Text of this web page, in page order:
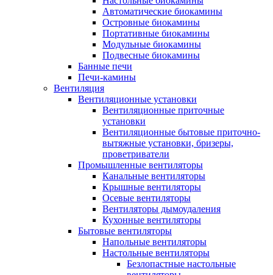
Автоматические биокамины
Островные биокамины
Портативные биокамины
Модульные биокамины
Подвесные биокамины
Банные печи
Печи-камины
Вентиляция
Вентиляционные установки
Вентиляционные приточные
установки
Вентиляционные бытовые приточно-
вытяжные установки, бризеры,
проветриватели
Промышленные вентиляторы
Канальные вентиляторы
Крышные вентиляторы
Осевые вентиляторы
Вентиляторы дымоудаления
Кухонные вентиляторы
Бытовые вентиляторы
Напольные вентиляторы
Настольные вентиляторы
Безлопастные настольные